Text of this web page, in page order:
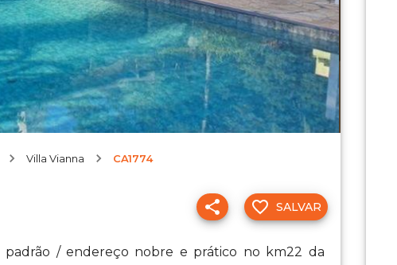
Villa Vianna CA1774
/ endereço nobre e prático no km22 da
SALVAR